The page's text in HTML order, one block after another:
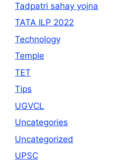
Tadpatri sahay yojna
TATA ILP 2022
Technology
Temple
TET
Tips
UGVCL
Uncategories
Uncategorized
UPSC